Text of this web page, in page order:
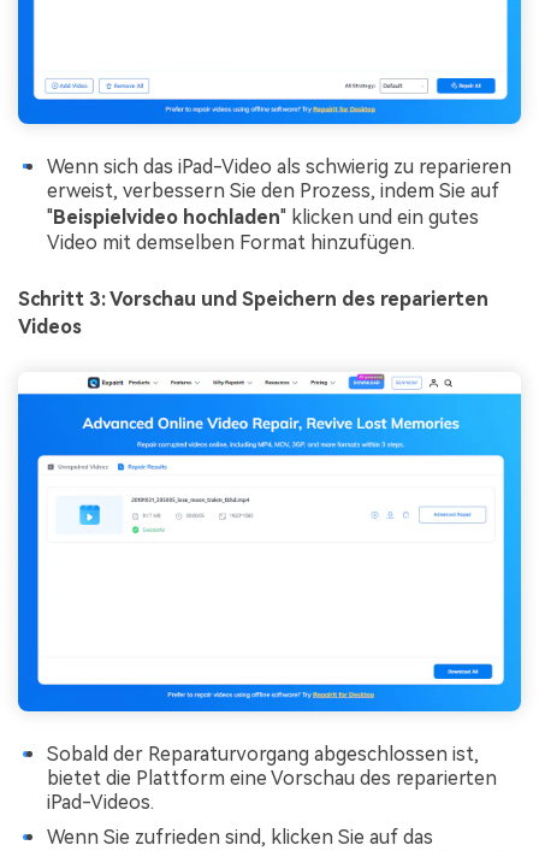
Wenn sich das iPad-Video als schwierig zu reparieren
erweist, verbessern Sie den Prozess, indem Sie auf
"Beispielvideo hochladen" klicken und ein gutes
Video mit demselben Format hinzufügen.
Schritt 3: Vorschau und Speichern des reparierten
Videos
Sobald der Reparaturvorgang abgeschlossen ist,
bietet die Plattform eine Vorschau des reparierten
iPad-Videos.
Wenn Sie zufrieden sind, klicken Sie auf das